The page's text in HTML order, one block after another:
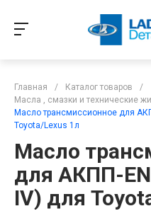
Главная / Каталог товаров
/
Масла , смазки и технические
Масло трансмиссионное для
Toyota/Lexus 1л
Масло
для АКПП-
IV) для